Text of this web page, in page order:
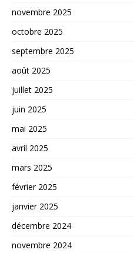
novembre 2025
octobre 2025
septembre 2025
août 2025
juillet 2025
juin 2025
mai 2025
avril 2025
mars 2025
février 2025
janvier 2025
décembre 2024
novembre 2024